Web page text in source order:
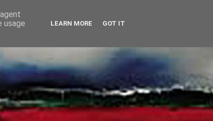
usage
LEARN MORE GOT IT